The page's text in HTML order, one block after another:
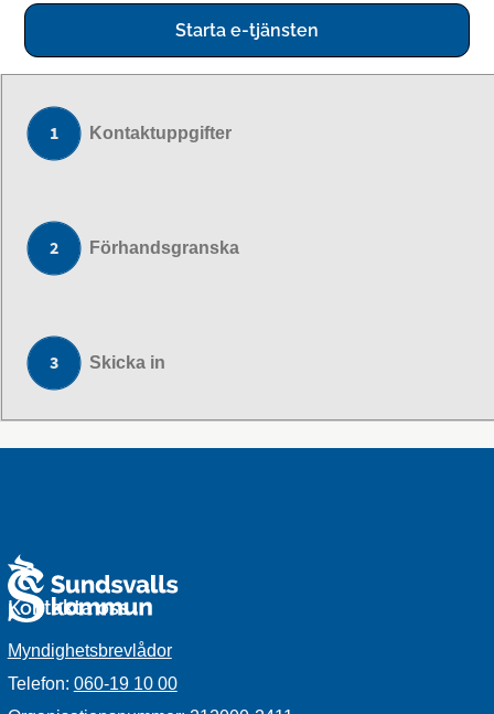
Starta e-tjänsten
Kontaktuppgifter
Förhandsgranska
Skicka in
Kontakta oss
Myndighetsbrevlådor
Telefon: 060-19 10 00